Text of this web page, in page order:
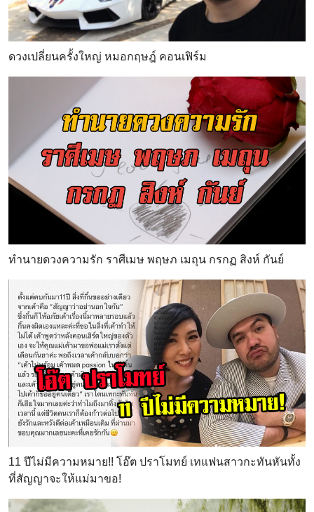
ดวงเปลี่ยนครั้งใหญ่ หมอกฤษฎ์ คอนเฟิร์ม
ทำนายดวงความรัก ราศีเมษ พฤษภ เมถุน กรกฏ สิงห์ กันย์
11 ปีไม่มีความหมาย!! โอ๊ต ปราโมทย์ เทแฟนสาวกะทันหันทั้ง
ที่สัญญาจะให้แม่มาขอ!